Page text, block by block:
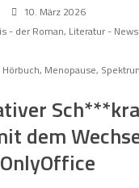
10. März 2026
- der Roman, Literatur -
Hörbuch, Menopause,
dem